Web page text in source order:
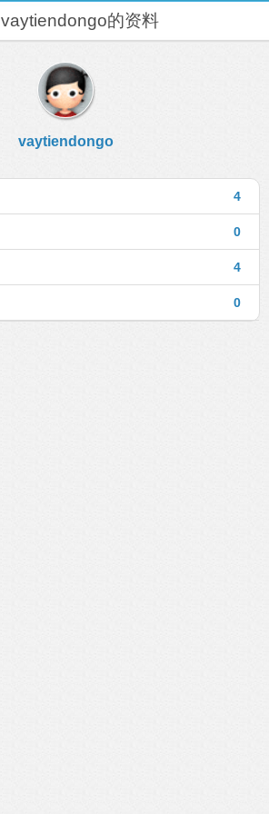
vaytiendongo的资料
vaytiendongo
4
0
4
0